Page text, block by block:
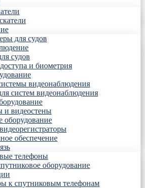
для судов
судов
и биометрия
видеонаблюдения
систем видеонаблюдения
видеостены
оборудование
обеспечение
телефоны
оборудование
к спутниковым телефонам